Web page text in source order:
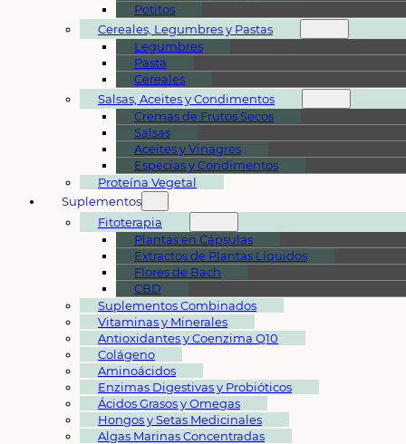
Potitos
Cereales, Legumbres y Pastas
Legumbres
Pasta
Cereales
Salsas, Aceites y Condimentos
Cremas de Frutos Secos
Salsas
Aceites y Vinagres
Especias y Condimentos
Proteína Vegetal
Suplementos
Fitoterapia
Plantas en Cápsulas
Extractos de Plantas Líquidos
Flores de Bach
CBD
Suplementos Combinados
Vitaminas y Minerales
Antioxidantes y Coenzima Q10
Colágeno
Aminoácidos
Enzimas Digestivas y Probióticos
Ácidos Grasos y Omegas
Hongos y Setas Medicinales
Algas Marinas Concentradas